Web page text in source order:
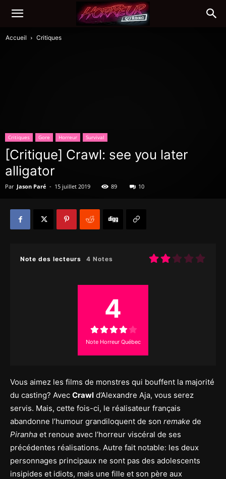
Accueil Critiques
Critiques Gore Horreur Survival
[Critique] Crawl: see you later
alligator
Par Jason Paré - 15 juillet 2019 89 10
Note des lecteurs 4 Notes
4
Note Horreur Québec
Vous aimez les films de monstres qui bouffent la majorité
du casting? Avec Crawl d’Alexandre Aja, vous serez
servis. Mais, cette fois-ci, le réalisateur français
abandonne l’humour grandiloquent de son remake de
Piranha et renoue avec l’horreur viscéral de ses
précédentes réalisations. Autre fait notable: les deux
personnages principaux ne sont pas des adolescents
insipides et idiots, mais une fille et son père aux